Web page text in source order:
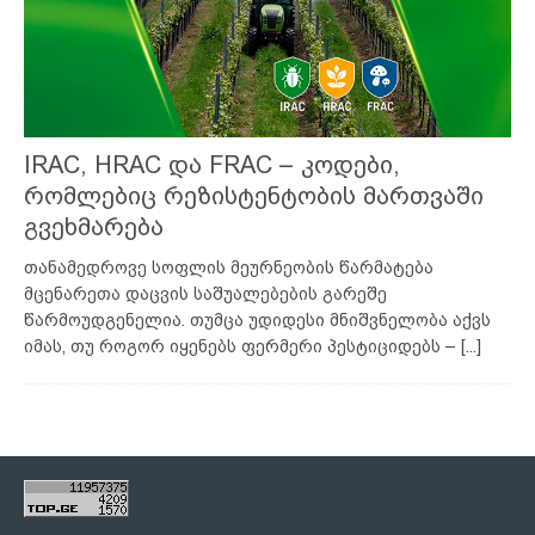
IRAC, HRAC და FRAC – კოდები,
რომლებიც რეზისტენტობის მართვაში
გვეხმარება
თანამედროვე სოფლის მეურნეობის წარმატება
მცენარეთა დაცვის საშუალებების გარეშე
წარმოუდგენელია. თუმცა უდიდესი მნიშვნელობა აქვს
იმას, თუ როგორ იყენებს ფერმერი პესტიციდებს – [...]